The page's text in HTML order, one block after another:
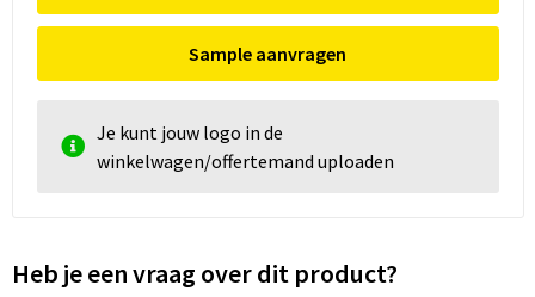
Sample aanvragen
Je kunt jouw logo in de
winkelwagen/offertemand uploaden
Heb je een vraag over dit product?